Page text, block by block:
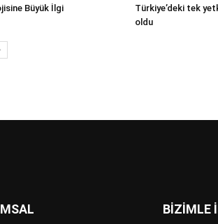
Büyük İlgi
Türkiye’deki tek
oldu
BİZİMLE